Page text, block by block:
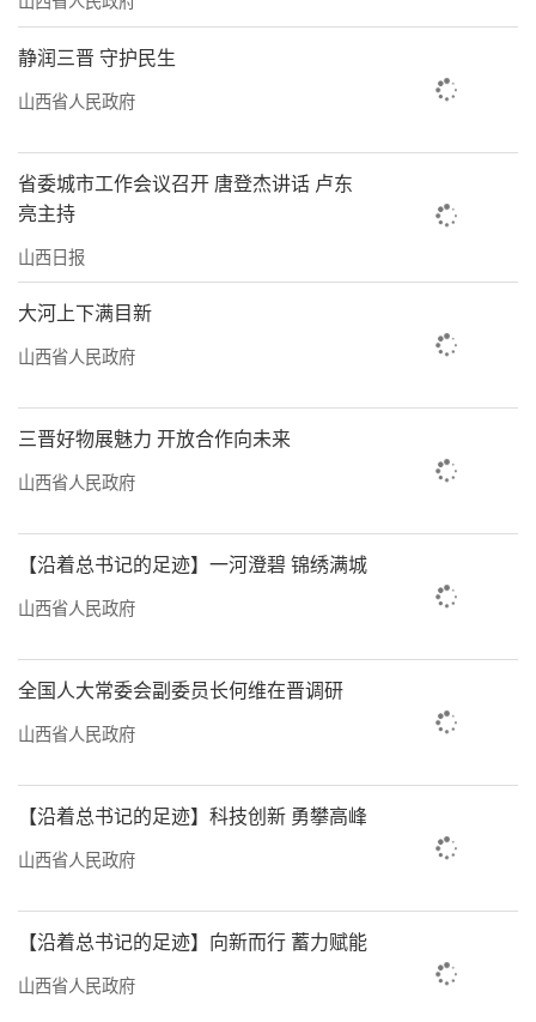
亿元。全省社会消费品零售总额持续增长，居
民消费年均增幅达7.6%，高于全国平均水平。
在太原市南内环街某充电站，网约车司机
崔师傅正在为车辆充电。他向记者介绍：“现
在充电桩随处可见，充电比加油便宜多了，我
这电动车开得安心。”
截至2024年底，我省已投资建成公共充电
桩9.5万个，覆盖全省所有县区。完善的基础设
施有力支撑了新能源汽车消费的快速增长，目
前全省电动汽车保有量约98.28万辆，是“十三
五”末的7.9倍。
这一数据背后，正是投资与消费良性互动
机制的不断完善。有效投资的增加直接促进了
消费升级，而市场消费的扩大又引领带动了新
投资方向。
在大同市云州区的现代农业产业园内，这
种互动效应尤为明显。园区投资建设的智能温
室不仅提升了农产品产量和质量，还带动了观
光农业、研学旅游等新消费形态。园区负责人
表示：“去年我们接待研学团队超过5万人次，
实现了农业生产与消费服务的融合发展。”
省统计局发布的数据显示，“十四五”以
静润三晋 守护民生
山西省人民政府
省委城市工作会议召开 唐登杰讲话 卢东
亮主持
山西日报
大河上下满目新
山西省人民政府
三晋好物展魅力 开放合作向未来
山西省人民政府
【沿着总书记的足迹】一河澄碧 锦绣满城
山西省人民政府
全国人大常委会副委员长何维在晋调研
山西省人民政府
【沿着总书记的足迹】科技创新 勇攀高峰
山西省人民政府
【沿着总书记的足迹】向新而行 蓄力赋能
山西省人民政府